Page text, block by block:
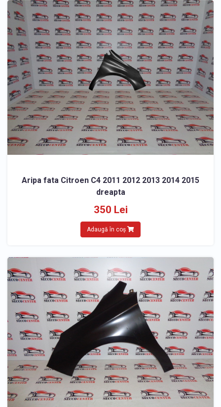
Aripa fata Citroen C4 2011 2012 2013 2014 2015
dreapta
350 Lei
Adaugă în coș